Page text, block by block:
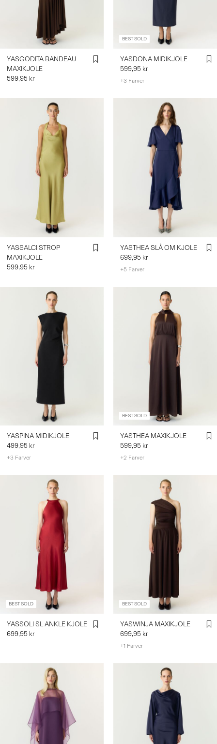
DU
SPØRGSMÅL?
YASGODITA BANDEAU
MAXIKJOLE
599,95 kr
BEST SOLD
YASDONA MIDIKJOLE
599,95 kr
+3 Farver
YASSALCI STROP
MAXIKJOLE
599,95 kr
YASTHEA SLÅ OM KJOLE
699,95 kr
+5 Farver
YASPINA MIDIKJOLE
499,95 kr
+3 Farver
BEST SOLD
YASTHEA MAXIKJOLE
599,95 kr
+2 Farver
BEST SOLD
YASSOLI SL ANKLE KJOLE
699,95 kr
BEST SOLD
YASWINJA MAXIKJOLE
699,95 kr
+1 Farver